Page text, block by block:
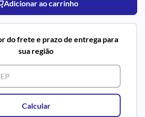
Adicionar ao carrinho
do frete e prazo de entrega para
sua região
Calcular